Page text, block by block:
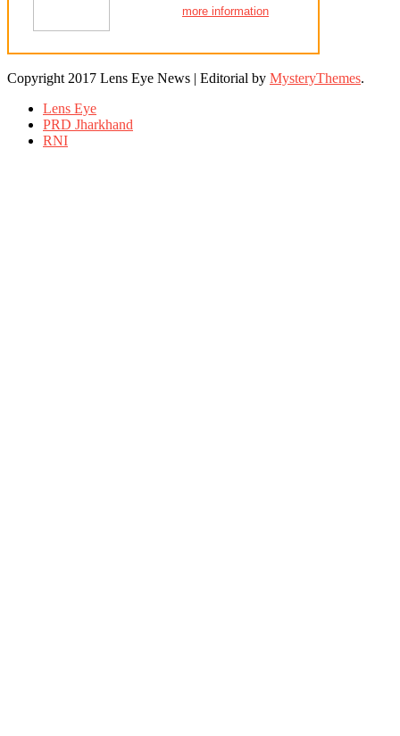
more information
Copyright 2017 Lens Eye News | Editorial by MysteryThemes.
Lens Eye
PRD Jharkhand
RNI